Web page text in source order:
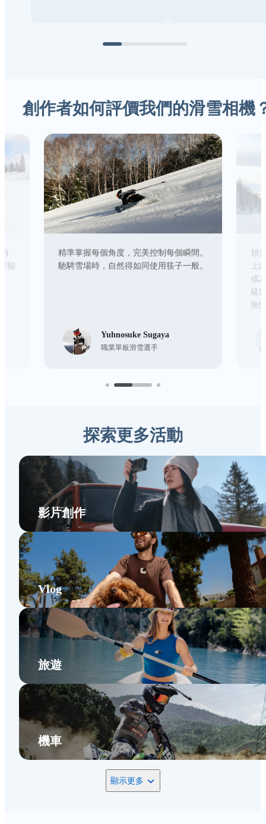
創作者如何評價我們的滑雪相機
能
精準掌握每個角度，完美控制每個瞬間。
馳騁雪場時，自然得如同使用筷子一般。
Yuhnosuke Sugaya
職業單板滑雪選手
領
上
成
級
無
探索更多活動
影片創作
Vlog
旅遊
機車
顯示更多